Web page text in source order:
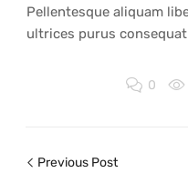
Pellentesque aliquam
ultrices purus
0
Previous Post